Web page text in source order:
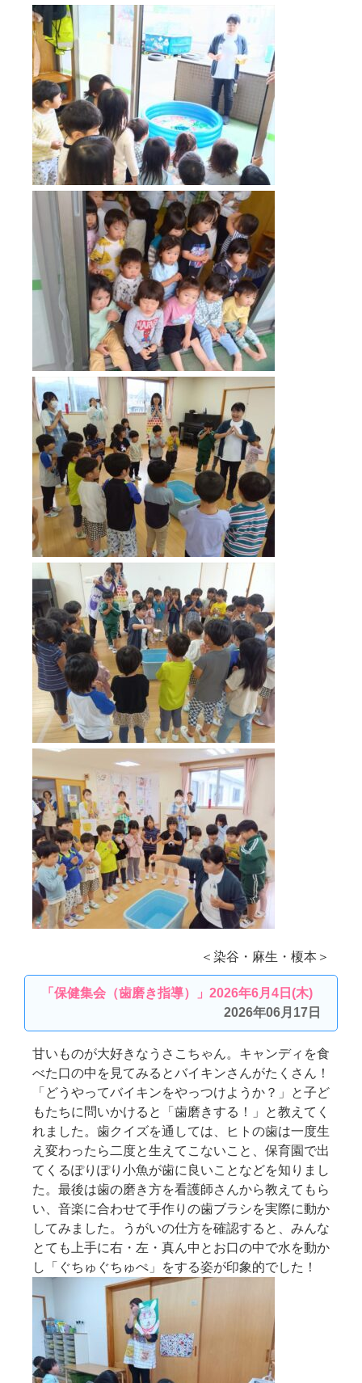
＜染谷・麻生・榎本＞
「保健集会（歯磨き指導）」2026年6月4日(木)
2026年06月17日
甘いものが大好きなうさこちゃん。キャンディを食
べた口の中を見てみるとバイキンさんがたくさん！
「どうやってバイキンをやっつけようか？」と子ど
もたちに問いかけると「歯磨きする！」と教えてく
れました。歯クイズを通しては、ヒトの歯は一度生
え変わったら二度と生えてこないこと、保育園で出
てくるぽりぽり小魚が歯に良いことなどを知りまし
た。最後は歯の磨き方を看護師さんから教えてもら
い、音楽に合わせて手作りの歯ブラシを実際に動か
してみました。うがいの仕方を確認すると、みんな
とても上手に右・左・真ん中とお口の中で水を動か
し「ぐちゅぐちゅぺ」をする姿が印象的でした！